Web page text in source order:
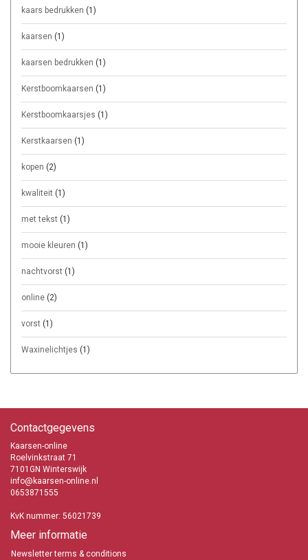
kaars bedrukken (1)
kaarsen (1)
kaarsen bedrukken (1)
Kerstboomkaarsen (1)
Kerstboomkaarsjes (1)
Kerstkaarsen (1)
kopen (2)
kwaliteit (1)
met tekst (1)
mooie kleuren (1)
nachtvorst (1)
online (2)
vorst (1)
Waxinelichtjes (1)
Contactgegevens
Kaarsen-online
Roelvinkstraat 71
7101GN Winterswijk
info@kaarsen-online.nl
0653871555
KvK nummer: 56021739
Meer informatie
Newsletter terms & conditions